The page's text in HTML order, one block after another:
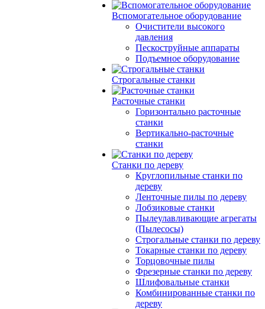
Вспомогательное оборудование
Очистители высокого
давления
Пескоструйные аппараты
Подъемное оборудование
Строгальные станки
Расточные станки
Горизонтально расточные
станки
Вертикально-расточные
станки
Станки по дереву
Круглопильные станки по
дереву
Ленточные пилы по дереву
Лобзиковые станки
Пылеулавливающие агрегаты
(Пылесосы)
Строгальные станки по дереву
Токарные станки по дереву
Торцовочные пилы
Фрезерные станки по дереву
Шлифовальные станки
Комбинированные станки по
дереву